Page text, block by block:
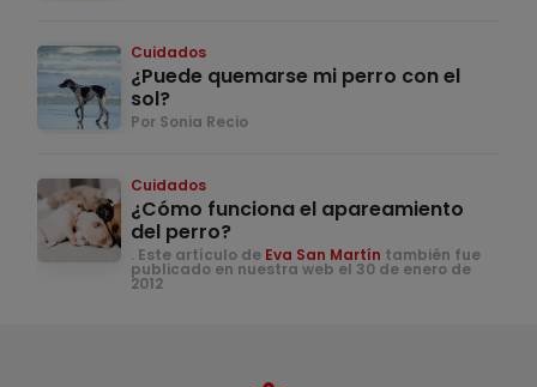
Cuidados
¿Puede quemarse mi perro con el
sol?
Por Sonia Recio
Cuidados
¿Cómo funciona el apareamiento
del perro?
. Este artículo de Eva San Martín también fue
publicado en nuestra web el 30 de enero de
2012